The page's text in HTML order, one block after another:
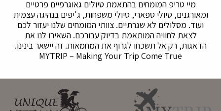
מיי טריפ המומחים בהתאמת טיולים גאוגרפיים פרטיים
ומאורגנים, טיולי ספארי, טיולי משפחות, ג'יפים בנהיגה עצמית
ועוד. מסלולים לא שגרתיים. צוותי המומחים שלנו יעזור לכם
לצאת לחוויה המותאמת בדיוק עבורכם. השאירו לנו את
הדאגות, רק אל תשכחו לגרוף את המחמאות. זה יישאר בינינו.
MYTRIP – Making Your Trip Come True